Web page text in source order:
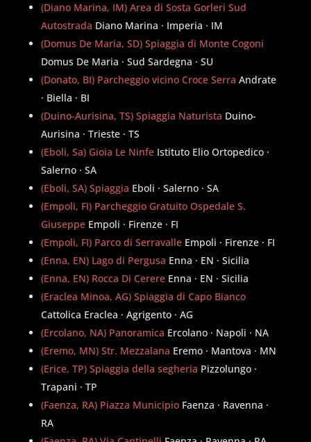
(Diano Marina, IM) Area di Sosta Gorleri Sud
Autostrada Diano Marina · Imperia · IM
(Domus De Maria, SD) Spiaggia di Monte Cogoni
Domus De Maria · Sud Sardegna · SU
(Donato, BI) Parcheggio vicino Croce Serra Andrate
· Biella · BI
(Duino-Aurisina, TS) Spiaggia Naturista Duino-
Aurisina · Trieste · TS
(Eboli, Sa) Gioia Le Ninfe Istituto Elio Ortopedico ·
Salerno · SA
(Eboli, SA) Spiaggia Eboli · Salerno · SA
(Empoli, FI) Parcheggio Gratuito Ospedale S.
Giuseppe Empoli · Firenze · FI
(Empoli, FI) Parco di Serravalle Empoli · Firenze · FI
(Enna, EN) Lago di Pergusa Enna · EN · Sicilia
(Enna, EN) Rocca Di Cerere Enna · EN · Sicilia
(Eraclea Minoa, AG) Spiaggia di Capo Bianco
Cattolica Eraclea · Agrigento · AG
(Ercolano, NA) Panoramica Ercolano · Napoli · NA
(Eremo, MN) Str. Mezzalana Eremo · Mantova · MN
(Erice, TP) Spiaggia della segheria Pizzolungo ·
Trapani · TP
(Faenza, RA) Piazza Municipio Faenza · Ravenna ·
RA